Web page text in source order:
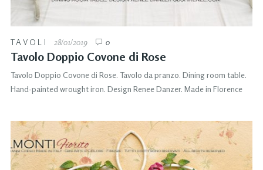
TAVOLI 28/01/2019 0
Tavolo Doppio Covone di Rose
Tavolo Doppio Covone di Rose. Tavolo da pranzo. Dining room table.
Hand-painted wrought iron. Design Renee Danzer. Made in Florence